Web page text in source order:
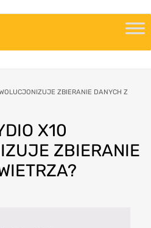
ZBIERANIE DANYCH Z
X10
ZBIERANIE